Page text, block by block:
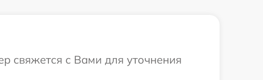
свяжется с Вами для уточнения